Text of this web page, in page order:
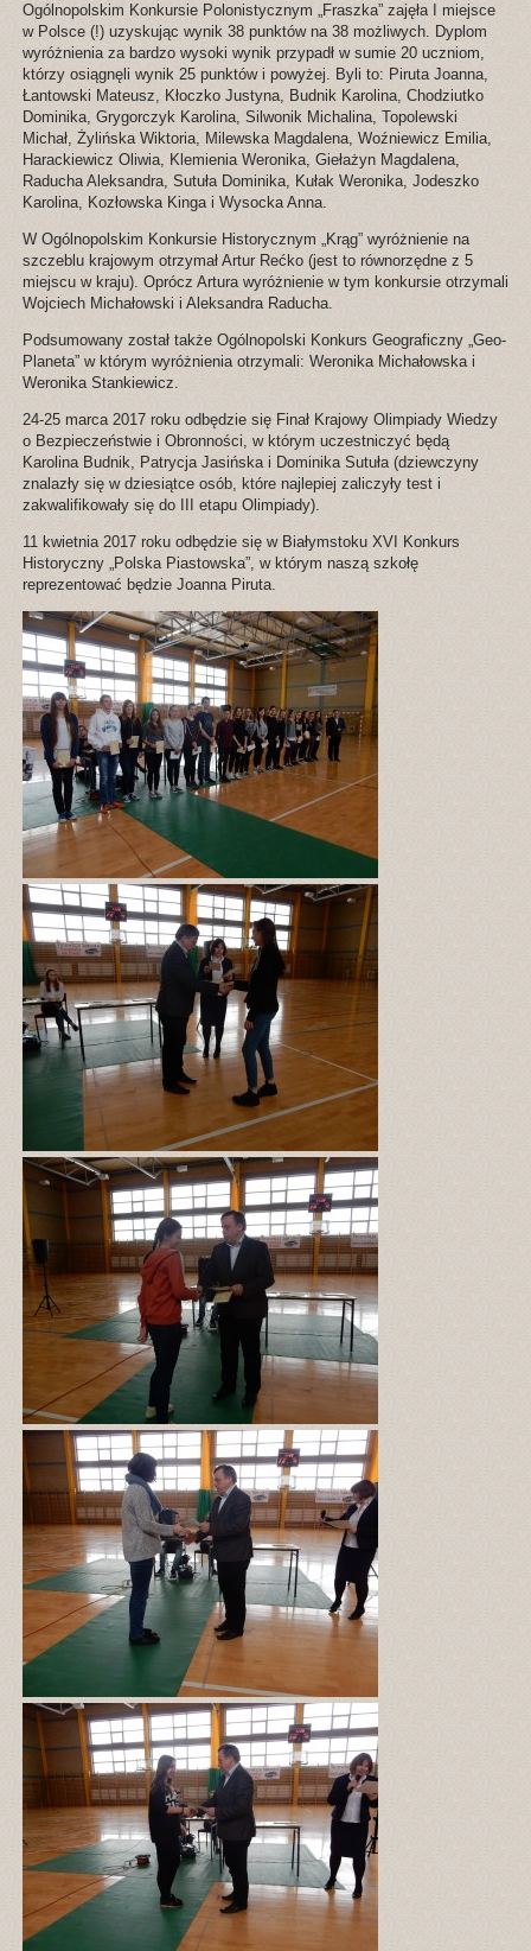
Ogólnopolskim Konkursie Polonistycznym „Fraszka” zajęła I miejsce
w Polsce (!) uzyskując wynik 38 punktów na 38 możliwych. Dyplom
wyróżnienia za bardzo wysoki wynik przypadł w sumie 20 uczniom,
którzy osiągnęli wynik 25 punktów i powyżej. Byli to: Piruta Joanna,
Łantowski Mateusz, Kłoczko Justyna, Budnik Karolina, Chodziutko
Dominika, Grygorczyk Karolina, Silwonik Michalina, Topolewski
Michał, Żylińska Wiktoria, Milewska Magdalena, Woźniewicz Emilia,
Harackiewicz Oliwia, Klemienia Weronika, Giełażyn Magdalena,
Raducha Aleksandra, Sutuła Dominika, Kułak Weronika, Jodeszko
Karolina, Kozłowska Kinga i Wysocka Anna.
W Ogólnopolskim Konkursie Historycznym „Krąg” wyróżnienie na
szczeblu krajowym otrzymał Artur Rećko (jest to równorzędne z 5
miejscu w kraju). Oprócz Artura wyróżnienie w tym konkursie otrzymali
Wojciech Michałowski i Aleksandra Raducha.
Podsumowany został także Ogólnopolski Konkurs Geograficzny „Geo-
Planeta” w którym wyróżnienia otrzymali: Weronika Michałowska i
Weronika Stankiewicz.
24-25 marca 2017 roku odbędzie się Finał Krajowy Olimpiady Wiedzy
o Bezpieczeństwie i Obronności, w którym uczestniczyć będą
Karolina Budnik, Patrycja Jasińska i Dominika Sutuła (dziewczyny
znalazły się w dziesiątce osób, które najlepiej zaliczyły test i
zakwalifikowały się do III etapu Olimpiady).
11 kwietnia 2017 roku odbędzie się w Białymstoku XVI Konkurs
Historyczny „Polska Piastowska”, w którym naszą szkołę
reprezentować będzie Joanna Piruta.